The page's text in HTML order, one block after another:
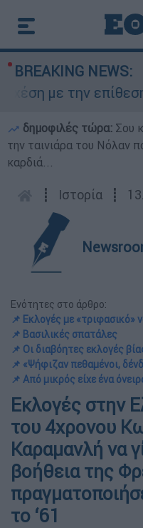
BREAKING NEWS:
λέει η
δημοφιλές τώρα: Σου
την ταινιάρα του Νόλαν
καρδιά...
┋ Ιστορία ┋
Ενότητες στο άρθρο:
📌 Εκλογές με «τριφασικό»
📌 Βασιλικές σπατάλες
📌 Οι διαβόητες εκλογές
📌 «Ψήφιζαν πεθαμένοι,
📌 Από μικρός είχε ένα
Εκλογές στην
του 4χρονου
Καραμανλή να
βοήθεια της
το ‘61